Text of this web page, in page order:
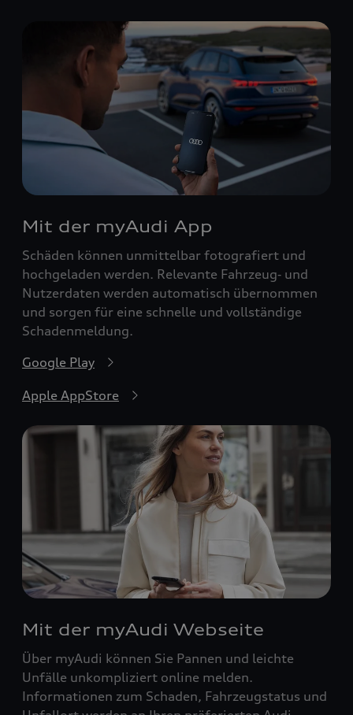
Mit der myAudi App
Schäden können unmittelbar fotografiert und
hochgeladen werden. Relevante Fahrzeug‑ und
Nutzerdaten werden automatisch übernommen
und sorgen für eine schnelle und vollständige
Schadenmeldung.
Google Play
Apple AppStore
Mit der myAudi Webseite
Über myAudi können Sie Pannen und leichte
Unfälle unkompliziert online melden.
Informationen zum Schaden, Fahrzeugstatus und